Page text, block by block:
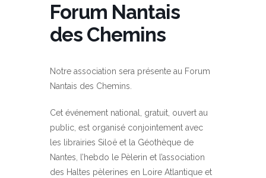
Forum Nantais
des Chemins
Notre association sera présente au Forum
Nantais des Chemins.
Cet événement national, gratuit, ouvert au
public, est organisé conjointement avec
les librairies Siloë et la Géothèque de
Nantes, l’hebdo le Pèlerin et l’association
des Haltes pèlerines en Loire Atlantique et